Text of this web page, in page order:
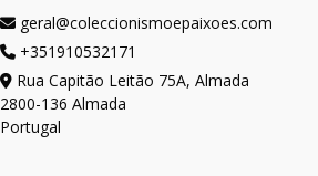
geral@coleccionismoepaixoes.com
+351910532171
Rua Capitão Leitão 75A, Almada
2800-136 Almada
Portugal